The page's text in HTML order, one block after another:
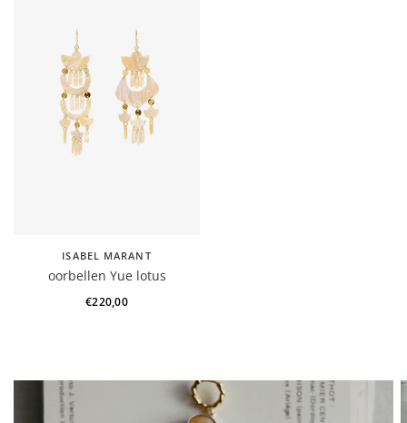
ISABEL MARANT
oorbellen Yue lotus
€220,00